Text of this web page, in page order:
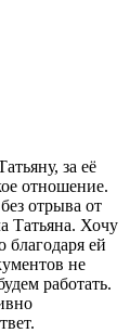
за её
отношение.
отрыва от
Татьяна. Хочу
благодаря ей
не
работать.